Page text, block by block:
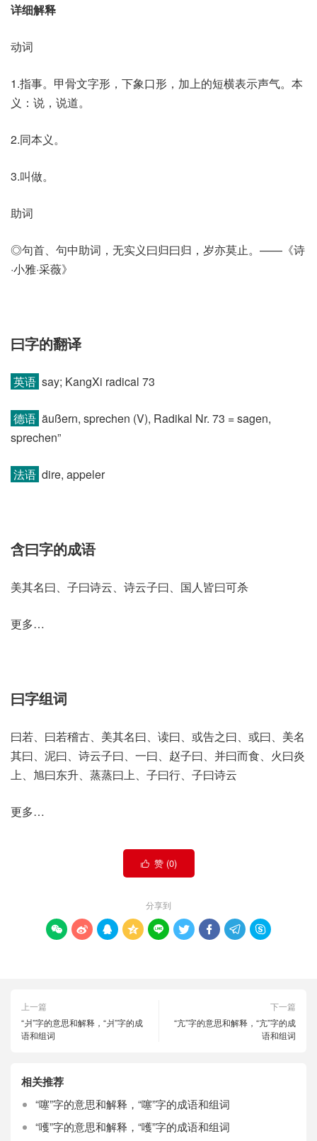
详细解释
动词
1.指事。甲骨文字形，下象口形，加上的短横表示声气。本
义：说，说道。
2.同本义。
3.叫做。
助词
◎句首、句中助词，无实义曰归曰归，岁亦莫止。——《诗
·小雅·采薇》
曰字的翻译
英语 say; KangXi radical 73
德语 äußern, sprechen (V)​, Radikal Nr. 73 = sagen,
sprechen”
法语 dire, appeler
含曰字的成语
美其名曰、子曰诗云、诗云子曰、国人皆曰可杀
更多…
曰字组词
曰若、曰若稽古、美其名曰、读曰、或告之曰、或曰、美名
其曰、泥曰、诗云子曰、一曰、赵子曰、并曰而食、火曰炎
上、旭曰东升、蒸蒸曰上、子曰行、子曰诗云
更多…
 赞 (0)
分享到
        
上一篇
“爿”字的意思和解释，“爿”字的成
语和组词
下一篇
“亢”字的意思和解释，“亢”字的成
语和组词
相关推荐
“噻”字的意思和解释，“噻”字的成语和组词
“嚄”字的意思和解释，“嚄”字的成语和组词